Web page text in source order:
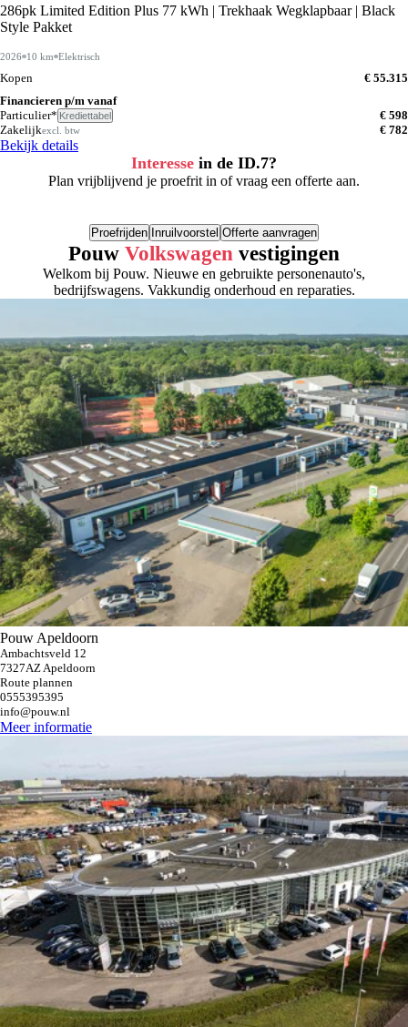
286pk Limited Edition Plus 77 kWh | Trekhaak Wegklapbaar | Black
Style Pakket
2026 10 km Elektrisch
Kopen
€ 55.315
Financieren p/m vanaf
Particulier* Krediettabel
€ 598
Zakelijkexcl. btw € 782
Bekijk details
Interesse in de ID.7?
Plan vrijblijvend je proefrit in of vraag een offerte aan.
Proefrijden Inruilvoorstel Offerte aanvragen
Pouw Volkswagen vestigingen
Welkom bij Pouw. Nieuwe en gebruikte personenauto's,
bedrijfswagens. Vakkundig onderhoud en reparaties.
Pouw Apeldoorn
Ambachtsveld 12
7327AZ Apeldoorn
Route plannen
0555395395
info@pouw.nl
Meer informatie